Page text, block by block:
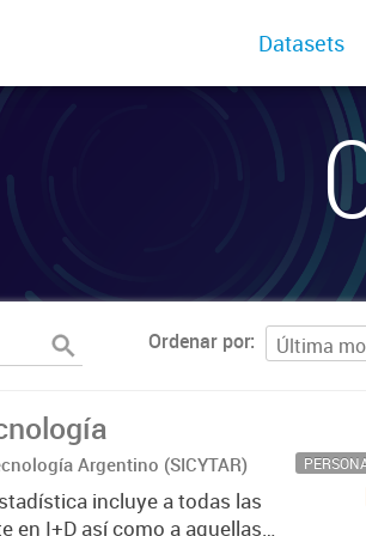
Datasets
Ordenar por
Argentino (SICYTAR)
incluye a todas las
en I+D así como a aquellas